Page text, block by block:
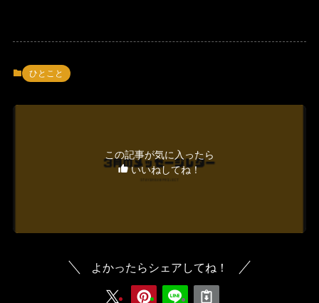
ひとこと
この記事が気に入ったら
いいねしてね！
よかったらシェアしてね！